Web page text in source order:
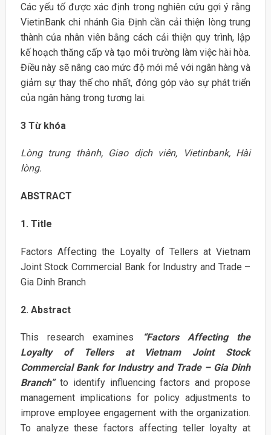
Các yếu tố được xác định trong nghiên cứu gợi ý rằng
VietinBank chi nhánh Gia Định cần cải thiện lòng trung
thành của nhân viên bằng cách cải thiện quy trình, lập
kế hoạch thăng cấp và tạo môi trường làm việc hài hòa.
Điều này sẽ nâng cao mức độ mới mẻ với ngân hàng và
giảm sự thay thế cho nhất, đóng góp vào sự phát triển
của ngân hàng trong tương lai.
3 Từ khóa
Lòng trung thành, Giao dịch viên, Vietinbank, Hài
lòng.
ABSTRACT
1. Title
Factors Affecting the Loyalty of Tellers at Vietnam
Joint Stock Commercial Bank for Industry and Trade –
Gia Dinh Branch
2. Abstract
This research examines
“Factors Affecting the
Loyalty of Tellers at Vietnam Joint Stock
Commercial Bank for Industry and Trade – Gia Dinh
Branch”to identify influencing factors and propose
management implications for policy adjustments to
improve employee engagement with the organization.
To analyze these factors affecting teller loyalty at